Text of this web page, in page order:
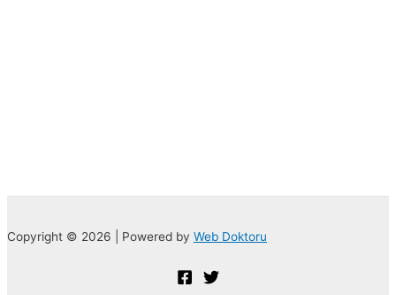
Copyright © 2026 | Powered by Web Doktoru